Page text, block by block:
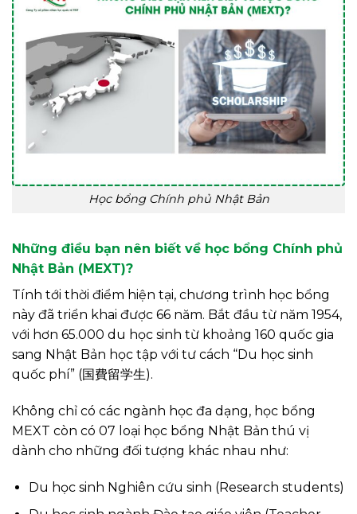
Học bổng Chính phủ Nhật Bản
Những điều bạn nên biết về học bổng Chính phủ
Nhật Bản (MEXT)?
Tính tới thời điểm hiện tại, chương trình học bổng
này đã triển khai được 66 năm. Bắt đầu từ năm 1954,
với hơn 65.000 du học sinh từ khoảng 160 quốc gia
sang Nhật Bản học tập với tư cách “Du học sinh
quốc phí” (国費留学生).
Không chỉ có các ngành học đa dạng, học bổng
MEXT còn có 07 loại học bổng Nhật Bản thú vị
dành cho những đối tượng khác nhau như:
Du học sinh Nghiên cứu sinh (Research students)